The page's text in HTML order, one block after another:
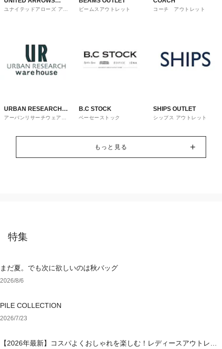
OUTLET
ユナイテッドアローズ アウ
ビームスアウトレット コーチ アウトレット
URBAN RESEARCH
ware house
アーバンリサーチウェアハ
B.C STOCK
ベーセーストック
SHIPS OUTLET
シップス アウトレット
もっと見る
特集
まだ夏。でも次に欲しいのは秋バッグ
2026/8/6
PILE COLLECTION
2026/7/23
【2026年最新】コスパよくおしゃれを楽しむ！レディースアウトレッ